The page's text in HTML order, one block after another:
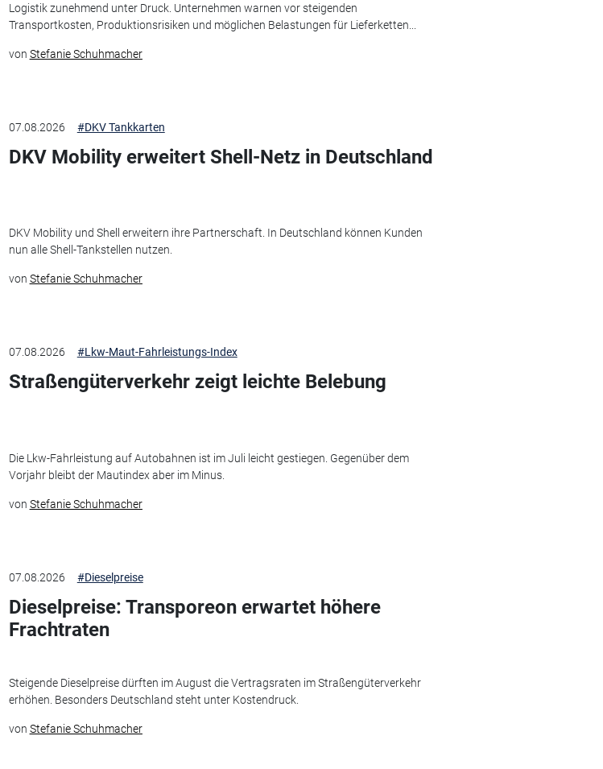
Logistik zunehmend unter Druck. Unternehmen warnen vor steigenden
Transportkosten, Produktionsrisiken und möglichen Belastungen für Lieferketten...
von Stefanie Schuhmacher
07.08.2026 #DKV Tankkarten
DKV Mobility erweitert Shell-Netz in Deutschland
DKV Mobility und Shell erweitern ihre Partnerschaft. In Deutschland können Kunden
nun alle Shell-Tankstellen nutzen.
von Stefanie Schuhmacher
07.08.2026 #Lkw-Maut-Fahrleistungs-Index
Straßengüterverkehr zeigt leichte Belebung
Die Lkw-Fahrleistung auf Autobahnen ist im Juli leicht gestiegen. Gegenüber dem
Vorjahr bleibt der Mautindex aber im Minus.
von Stefanie Schuhmacher
07.08.2026 #Dieselpreise
Dieselpreise: Transporeon erwartet höhere
Frachtraten
Steigende Dieselpreise dürften im August die Vertragsraten im Straßengüterverkehr
erhöhen. Besonders Deutschland steht unter Kostendruck.
von Stefanie Schuhmacher